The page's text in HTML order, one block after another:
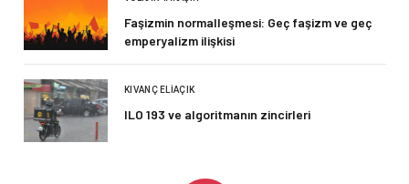
Faşizmin normalleşmesi: Geç faşizm ve geç
emperyalizm ilişkisi
KIVANÇ ELIAÇIK
ILO 193 ve algoritmanın zincirleri